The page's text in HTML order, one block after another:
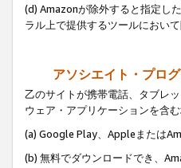
(d) Amazonが除外すると指定し
ラル上で提供するツールにおい
アソシエイト・プロ
乙のサイトが携帯電話、タブレ
ウェア・アプリケーションを含
(a) Google Play、Appleまたは
(b) 無料でダウンロードでき、